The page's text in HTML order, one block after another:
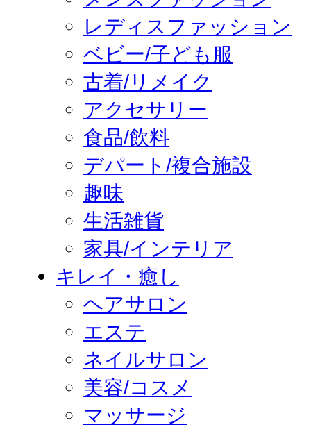
レディスファッション
ベビー/子ども服
古着/リメイク
アクセサリー
食品/飲料
デパート/複合施設
趣味
生活雑貨
家具/インテリア
キレイ・癒し
ヘアサロン
エステ
ネイルサロン
美容/コスメ
マッサージ